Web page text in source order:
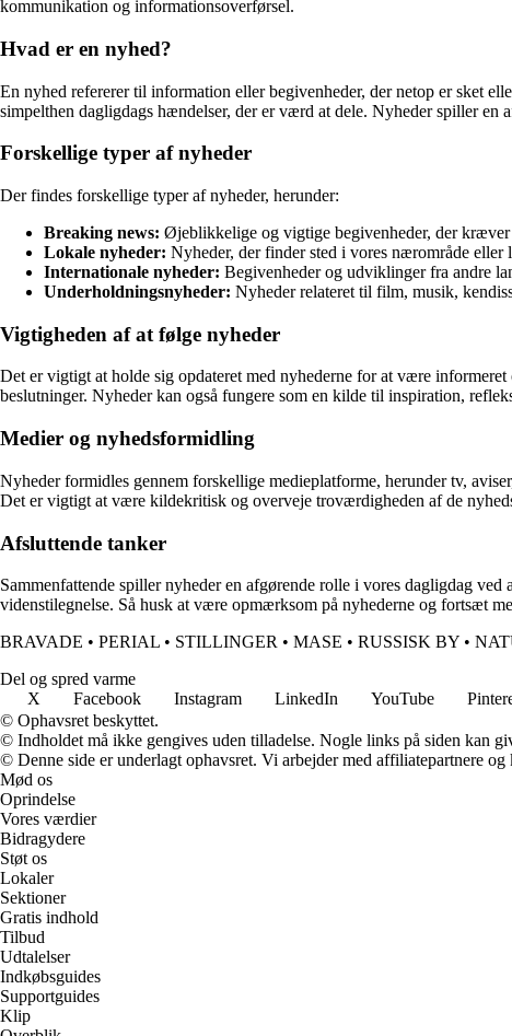
kommunikation og informationsoverførsel.
Hvad er en nyhed?
En nyhed refererer til information eller begivenheder, der netop er sket
simpelthen dagligdags hændelser, der er værd at dele. Nyheder spiller
Forskellige typer af nyheder
Der findes forskellige typer af nyheder, herunder:
Breaking news: Øjeblikkelige og vigtige begivenheder, der
Lokale nyheder: Nyheder, der finder sted i vores nærområde eller
Internationale nyheder: Begivenheder og udviklinger fra andre
Underholdningsnyheder: Nyheder relateret til film, musik,
Vigtigheden af at følge nyheder
Det er vigtigt at holde sig opdateret med nyhederne for at være
beslutninger. Nyheder kan også fungere som en kilde til inspiration,
Medier og nyhedsformidling
Nyheder formidles gennem forskellige medieplatforme, herunder tv,
Det er vigtigt at være kildekritisk og overveje troværdigheden af de
Afsluttende tanker
Sammenfattende spiller nyheder en afgørende rolle i vores dagligdag
videnstilegnelse. Så husk at være opmærksom på nyhederne og fortsæt
BRAVADE • PERIAL • STILLINGER • MASE • RUSSISK BY •
Del og spred varme
X
Facebook Instagram LinkedIn YouTube
© Ophavsret beskyttet.
© Indholdet må ikke gengives uden tilladelse. Nogle links på siden kan
© Denne side er underlagt ophavsret. Vi arbejder med affiliatepartnere
Mød os
Oprindelse
Vores værdier
Bidragydere
Støt os
Lokaler
Sektioner
Gratis indhold
Tilbud
Udtalelser
Indkøbsguides
Supportguides
Klip